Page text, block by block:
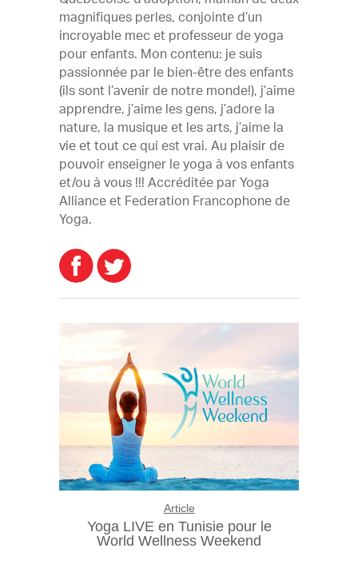
magnifiques perles, conjointe d’un
incroyable mec et professeur de yoga
pour enfants. Mon contenu: je suis
passionnée par le bien-être des enfants
(ils sont l’avenir de notre monde!), j’aime
apprendre, j’aime les gens, j’adore la
nature, la musique et les arts, j’aime la
vie et tout ce qui est vrai. Au plaisir de
pouvoir enseigner le yoga à vos enfants
et/ou à vous !!! Accréditée par Yoga
Alliance et Federation Francophone de
Yoga.
Article
Yoga LIVE en Tunisie pour le
World Wellness Weekend